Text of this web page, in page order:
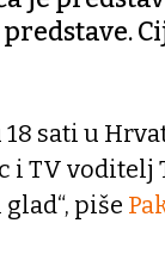
18 sati u
i TV voditelj
piše